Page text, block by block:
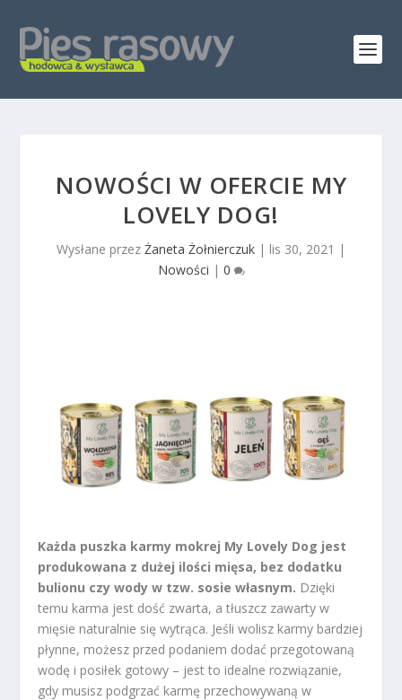
NOWOŚCI W OFERCIE MY
LOVELY DOG!
Wysłane przez Żaneta Żołnierczuk | lis 30, 2021 |
Nowości | 0
Każda puszka karmy mokrej My Lovely Dog jest
produkowana z dużej ilości mięsa, bez dodatku
bulionu czy wody w tzw. sosie własnym. Dzięki
temu karma jest dość zwarta, a tłuszcz zawarty w
mięsie naturalnie się wytrąca. Jeśli wolisz karmy bardziej
płynne, możesz przed podaniem dodać przegotowaną
wodę i posiłek gotowy – jest to idealne rozwiązanie,
gdy musisz podgrzać karmę przechowywaną w